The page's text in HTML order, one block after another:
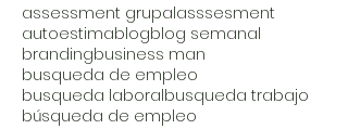
assessment grupalasssesment
autoestimablogblog semanal
brandingbusiness man
busqueda de empleo
busqueda laboralbusqueda trabajo
búsqueda de empleo